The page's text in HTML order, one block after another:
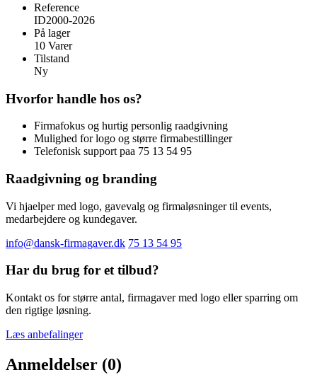
Reference
ID2000-2026
På lager
10 Varer
Tilstand
Ny
Hvorfor handle hos os?
Firmafokus og hurtig personlig raadgivning
Mulighed for logo og større firmabestillinger
Telefonisk support paa 75 13 54 95
Raadgivning og branding
Vi hjaelper med logo, gavevalg og firmaløsninger til events,
medarbejdere og kundegaver.
info@dansk-firmagaver.dk 75 13 54 95
Har du brug for et tilbud?
Kontakt os for større antal, firmagaver med logo eller sparring om
den rigtige løsning.
Læs anbefalinger
Anmeldelser (0)